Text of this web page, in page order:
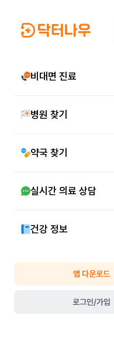
비대면 진료
병원 찾기
약국 찾기
실시간 의료 상담
건강 정보
앱 다운로드
로그인/가입